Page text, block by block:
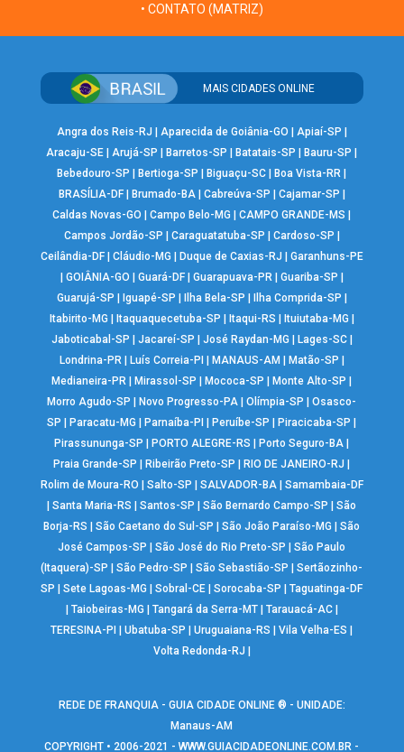
• CONTATO (MATRIZ)
MAIS CIDADES ONLINE
Angra dos Reis-RJ Aparecida de Goiânia-GO Apiaí-SP
Aracaju-SE |Arujá-SP Barretos-SP Batatais-SP Bauru-SP
Bebedouro-SP
Bertioga-SP Biguaçu-SC Boa Vista-RR
BRASÍLIA-DF| Brumado-BA| Cabreúva-SP Cajamar-SP
Caldas Novas-GO
|Campo Belo-MG |CAMPO GRANDE-MS
Campos Jordão-SP
Caraguatatuba-SP Cardoso-SP
Ceilândia-DF| Cláudio-MG Duque de Caxias-RJ
Garanhuns-PE
GOIÂNIA-GO Guará-DF| Guarapuava-PR| Guariba-SP
Guarujá-SP
Iguapé-SP Ilha Bela-SP Ilha Comprida-SP
Itabirito-MG
Itaquaquecetuba-SP Itaqui-RS Ituiutaba-MG
Jaboticabal-SP
Jacareí-SP José Raydan-MG Lages-SC|
Londrina-PR| Luís Correia-PI MANAUS-AM Matão-SP
Medianeira-PR
Mirassol-SP Mococa-SP Monte Alto-SP
Morro Agudo-SP
Novo Progresso-PA |Olímpia-SP |Osasco-
SP
Paracatu-MG Parnaíba-PI Peruíbe-SP Piracicaba-SP
Pirassununga-SP
PORTO ALEGRE-RS Porto Seguro-BA
Praia Grande-SP
Ribeirão Preto-SP RIO DE JANEIRO-RJ
Rolim de Moura-RO
Salto-SP SALVADOR-BA| Samambaia-DF
|Santa Maria-RS |Santos-SP |São Bernardo Campo-SP |São
Borja-RS
|São Caetano do Sul-SP |São João Paraíso-MG |São
José Campos-SP
|São José do Rio Preto-SP |São Paulo
(Itaquera)-SP
|São Pedro-SP |São Sebastião-SP |Sertãozinho-
SP
|Sete Lagoas-MG |Sobral-CE |Sorocaba-SP |Taguatinga-DF
Taiobeiras-MG Tangará da Serra-MT| Tarauacá-AC|
TERESINA-PI
|Ubatuba-SP |Uruguaiana-RS |Vila Velha-ES
Volta Redonda-RJ
REDE DE FRANQUIA - GUIA CIDADE ONLINE ® - UNIDADE:
Manaus-AM
COPYRIGHT • 2006-2021 -WWW.GUIACIDADEONLINE.COM.BR -